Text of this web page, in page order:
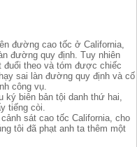
đường cao tốc ở California,
đường quy định. Tuy nhiên
đuổi theo và tóm được chiếc
sai làn đường quy định và cố
công vụ.
ký biên bản tội danh thứ hai,
tiếng còi.
sát cao tốc California, cho
tôi đã phạt anh ta thêm một